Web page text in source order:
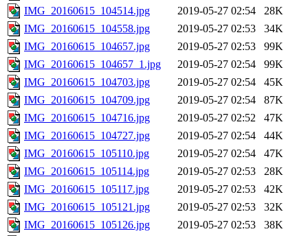
IMG_20160615_104514.jpg
2019-05-27 02:54
28K
IMG_20160615_104558.jpg
2019-05-27 02:53
34K
IMG_20160615_104657.jpg
2019-05-27 02:53
99K
IMG_20160615_104657_1.jpg
2019-05-27 02:54
99K
IMG_20160615_104703.jpg
2019-05-27 02:54
45K
IMG_20160615_104709.jpg
2019-05-27 02:54
87K
IMG_20160615_104716.jpg
2019-05-27 02:52
47K
IMG_20160615_104727.jpg
2019-05-27 02:54
44K
IMG_20160615_105110.jpg
2019-05-27 02:54
47K
IMG_20160615_105114.jpg
2019-05-27 02:53
28K
IMG_20160615_105117.jpg
2019-05-27 02:53
42K
IMG_20160615_105121.jpg
2019-05-27 02:53
32K
IMG_20160615_105126.jpg
2019-05-27 02:53
38K